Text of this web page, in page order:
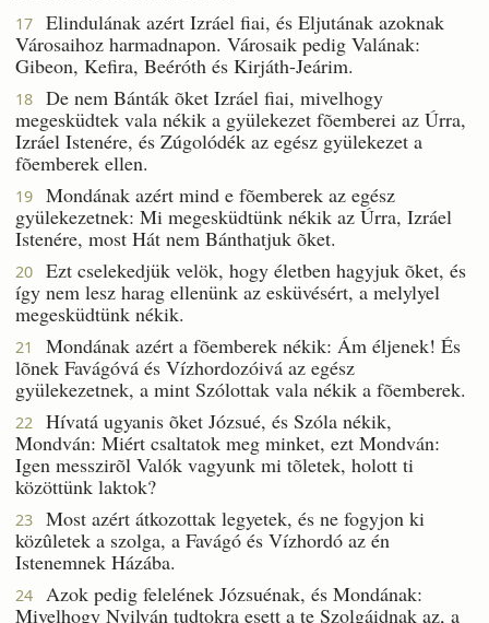
17
Elindulának azért Izráel fiai, és Eljutának azoknak
Városaihoz harmadnapon. Városaik pedig Valának:
Gibeon, Kefira, Beéróth és Kirjáth-Jeárim.
18
De nem Bánták õket Izráel fiai, mivelhogy
megesküdtek vala nékik a gyülekezet fõemberei az Úrra,
Izráel Istenére, és Zúgolódék az egész gyülekezet a
fõemberek ellen.
19
Mondának azért mind e fõemberek az egész
gyülekezetnek: Mi megesküdtünk nékik az Úrra, Izráel
Istenére, most Hát nem Bánthatjuk õket.
20
Ezt cselekedjük velök, hogy életben hagyjuk õket, és
így nem lesz harag ellenünk az esküvésért, a melylyel
megesküdtünk nékik.
21
Mondának azért a fõemberek nékik: Ám éljenek! És
lõnek Favágóvá és Vízhordozóivá az egész
gyülekezetnek, a mint Szólottak vala nékik a fõemberek.
22
Hívatá ugyanis õket Józsué, és Szóla nékik,
Mondván: Miért csaltatok meg minket, ezt Mondván:
Igen messzirõl Valók vagyunk mi tõletek, holott ti
közöttünk laktok?
23
Most azért átkozottak legyetek, és ne fogyjon ki
közûletek a szolga, a Favágó és Vízhordó az én
Istenemnek Házába.
24
Azok pedig felelének Józsuénak, és Mondának:
Mivelhogy Nyilván tudtokra esett a te Szolgáidnak az, a